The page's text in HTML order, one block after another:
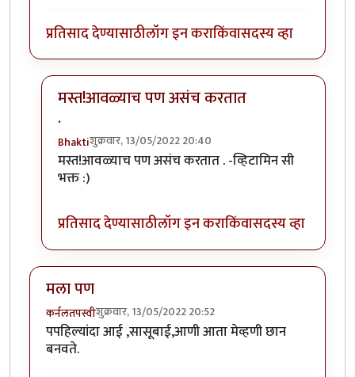
प्रतिसाद देण्यासाठीलॉग इन कराकिंवासदस्य व्हा
मस्त!आवळ्याच पण असंच करतात
.
Bhaktiशुक्रवार, 13/05/2022 20:40
In reply toआवडता पदार्थ. छान जमला आहे.by
मस्त!आवळ्याच पण असंच करतात . -व्हिटामिन सी
भक्त :)
प्रतिसाद देण्यासाठीलॉग इन कराकिंवासदस्य व्हा
मला पण
कर्नलतपस्वीशुक्रवार, 13/05/2022 20:52
पपहिल्यांदा आई ,सासूबाई,आणी आता मेव्हणी छान
बनवते.